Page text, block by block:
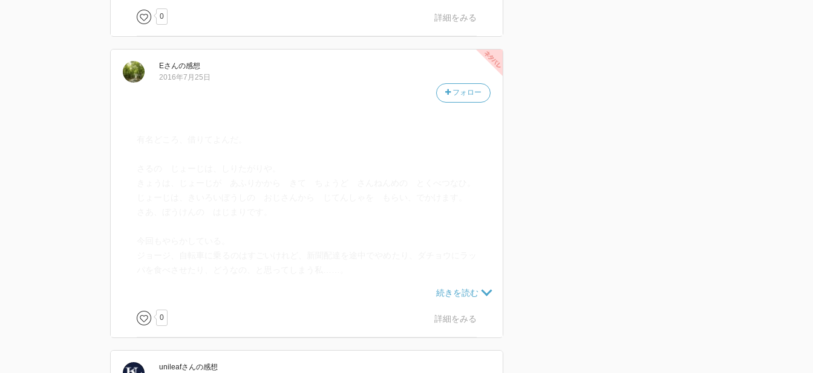
0 詳細をみる
Eさんの感想
フォロー
2016年7月25日
くまを助けるくだり、サーカスにきていた新聞を配達されなかった家の人たちが怒ってい
ないこと、などなど、フォローはされているけれど。
実際にいたずらしたらどうなるか、のシミュレーションにはなるし、「なんとかなるよ」
0 詳細をみる
unileafさんの感想